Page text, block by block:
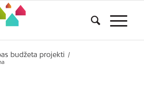
budžeta projekti
/